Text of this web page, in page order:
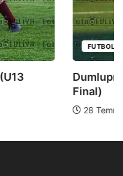
DSK (U13 Yarı